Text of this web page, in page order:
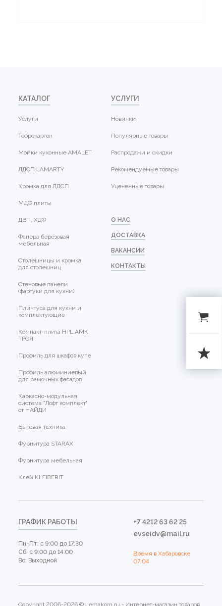
КАТАЛОГ
Услуги
Гофрокартон
Мойки кухонные AMALET
ЛДСП LAMARTY
Кромка для ЛДСП
МДФ плиты
ДВП, ХДФ
Фанера берёзовая
мебельная
Столешницы и кромка
для столешниц
Стеновые панели
(фартуки для кухни)
Плинтуса для кухни и
комплектующие
Компакт-плита HPL АМК
ТРОЯ
Профиль для шкафов купе
Профиль алюминиевый
для рамочных фасадов
Каркасно-модульная
система "Лофт комплект"
от НАЙДИ
Бытовая техника
Фурнитура STARAX
Фурнитура мебельная
Клей KLEIBERIT
УСЛУГИ
Новинки
Популярные товары
Распродажи и скидки
Рекомендуемые товары
Уцененные товары
О НАС
ДОСТАВКА
ВАКАНСИИ
КОНТАКТЫ
ГРАФИК РАБОТЫ
Пн-Пт: с 9:00 до 17:30
Сб: с 9:00 до 14:00
Вс: Выходной
+7 4212 63 62 25
evseidv@mail.ru
Время в Хабаровске
07:04